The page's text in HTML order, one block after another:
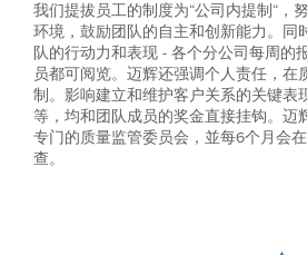
我们提拔员工的制度为“公司内提制“，
环境，鼓励团队的自主和创新能力。同
队的行动力和表现 - 各个分公司每周的
员都可阅览。迈辉还强调个人责任，在
制。影响建立和维护客户关系的关键表
等，均和团队成员的奖金直接挂钩。迈
专门的质量监管委员会，並每6个月会
查。